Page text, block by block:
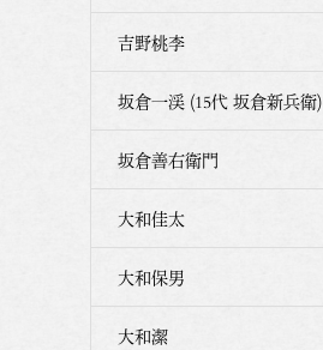
吉野桃李
坂倉一渓 (15代 坂倉新兵衛)
坂倉善右衛門
大和佳太
大和保男
大和潔